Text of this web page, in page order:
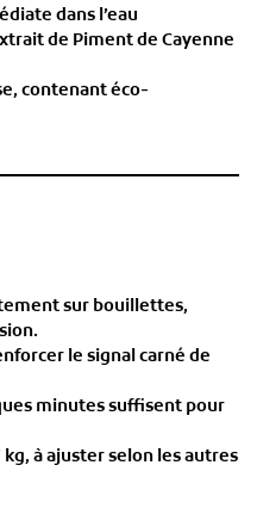
dans l’eau
de Piment de Cayenne
contenant éco-
sur bouillettes,
le signal carné de
minutes suffisent pour
à ajuster selon les autres